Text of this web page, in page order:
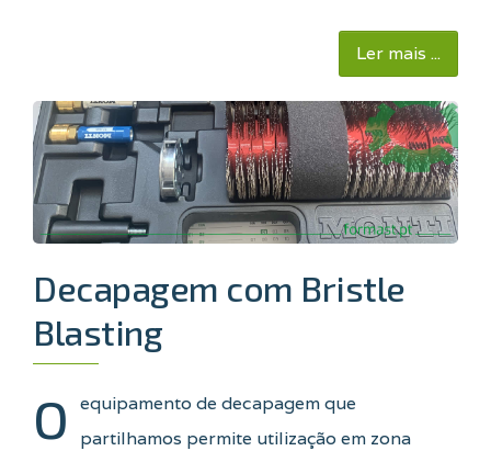
Ler mais ...
Decapagem com Bristle
Blasting
O
equipamento de decapagem que
partilhamos permite utilização em zona